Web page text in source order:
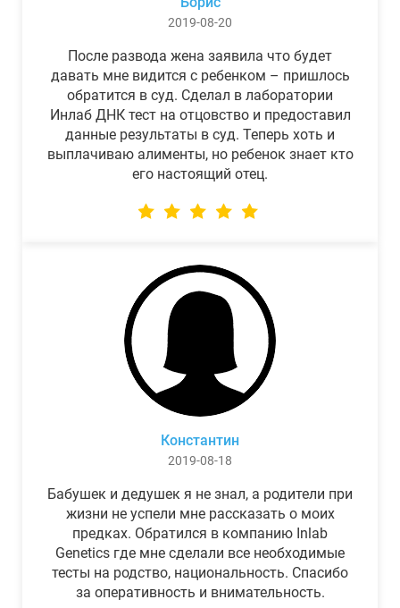
2019-08-20
После развода жена заявила что будет
давать мне видится с ребенком – пришлось
обратится в суд. Сделал в лаборатории
Инлаб ДНК тест на отцовство и предоставил
данные результаты в суд. Теперь хоть и
выплачиваю алименты, но ребенок знает кто
его настоящий отец.
Константин
2019-08-18
Бабушек и дедушек я не знал, а родители при
жизни не успели мне рассказать о моих
предках. Обратился в компанию Inlab
Genetics где мне сделали все необходимые
тесты на родство, национальность. Спасибо
за оперативность и внимательность.